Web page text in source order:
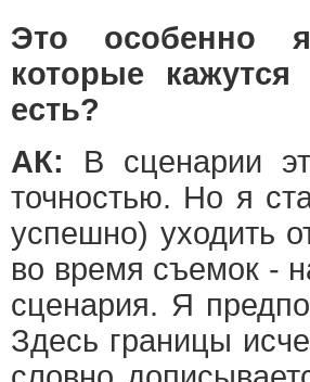
Это особенно
которые
есть?
АК: В сценарии
точностью. Но я
успешно) уходить
во время съемок -
сценария. Я
Здесь границы